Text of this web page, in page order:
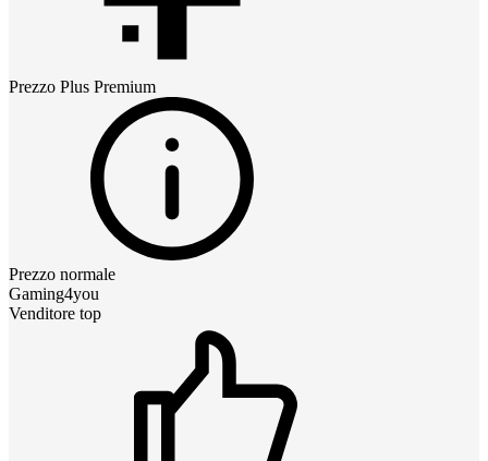
Prezzo Plus Premium
Prezzo normale
Gaming4you
Venditore top